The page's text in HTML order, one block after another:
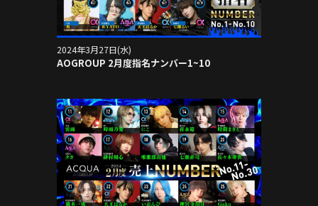
2024年3月27日(水)
AOGROUP 2月度指名ナンバー1~10